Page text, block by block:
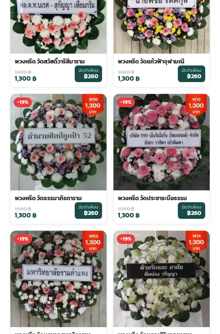
พวงดอกไม้งานศพ
tpdecorate ปูพื้น
พวงหรีด วัดสวัสดิ์วารีสีมาราม
1,600฿
1,300฿
มัดจำเพียง
฿260
พวงหรีด วัดแก้วฟ้าจุฬามณี
1,600฿
1,300฿
มัดจำเพียง
฿260
-19%
พวงหรีด วัดธรรมาภิรตาราม
1,600฿
1,300฿
มัดจำเพียง
฿260
-19%
พวงหรีด วัดประชาระบือธรรม
1,600฿
1,300฿
มัดจำเพียง
฿260
-19% -19%